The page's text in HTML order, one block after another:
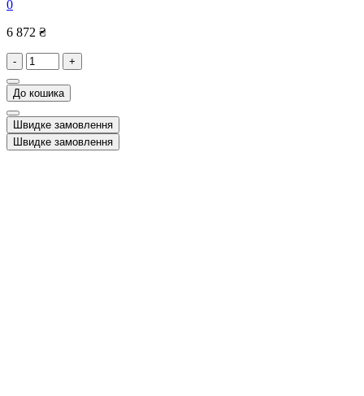
0
6 872 ₴
- +
До кошика
Швидке замовлення
Швидке замовлення